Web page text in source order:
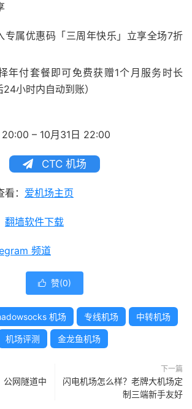
专属优惠码「三周年快乐」立享全场7折
年付套餐即可免费获赠1个月服务时长
24小时内自动到账）
– 10月31日 22:00
CTC 机场
： 爱机场主页
翻墙软件下载
频道
 赞(0)
机场 专线机场 中转机场
机场评测 金龙鱼机场
公网隧道中
下一篇
闪电机场怎么样？老牌大机场定
制三端新手友好